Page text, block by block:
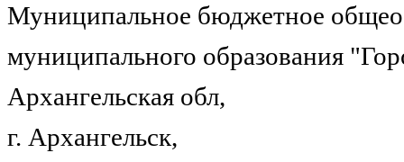
Муниципальное бюджетное
муниципального образования
Архангельская обл,
г. Архангельск,